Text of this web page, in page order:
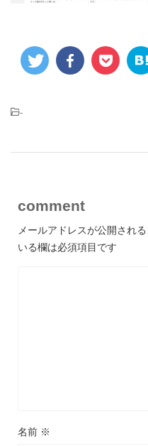
-
comment
メールアドレスが公開され
いる欄は必須項目です
名前 ※